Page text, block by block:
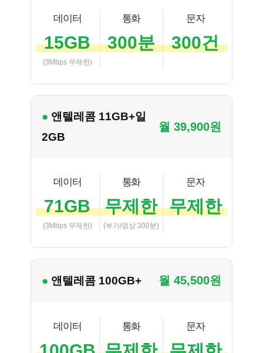
데이터
15GB
(3Mbps 무제한)
통화
300분
문자
300건
● 앤텔레콤 11GB+일
2GB
월 39,900원
데이터
71GB
(3Mbps 무제한)
통화
무제한
(부가/영상 300분)
문자
무제한
● 앤텔레콤 100GB+ 월 45,500원
데이터 통화 문자